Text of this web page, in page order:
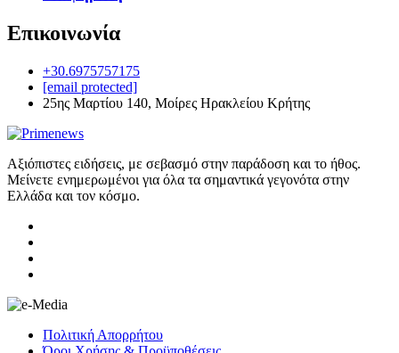
Επικοινωνία
+30.6975757175
[email protected]
25ης Μαρτίου 140, Μοίρες Ηρακλείου Κρήτης
Αξιόπιστες ειδήσεις, με σεβασμό στην παράδοση και το ήθος.
Μείνετε ενημερωμένοι για όλα τα σημαντικά γεγονότα στην
Ελλάδα και τον κόσμο.
Πολιτική Απορρήτου